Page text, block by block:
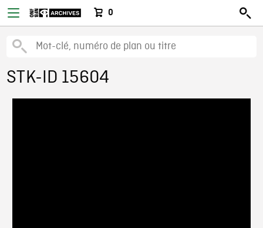
0
STK-ID 15604